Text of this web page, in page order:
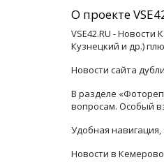
О проекте
VSE42.RU -
Кузнецкий и др.)
Новости сайта
В разделе
вопросам. Особый
Удобная
Новости в